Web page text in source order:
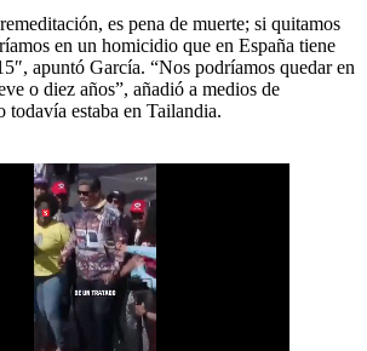
es pena de muerte; si quitamos
en un homicidio que en España tiene
apuntó García. “Nos podríamos quedar en
o diez años”, añadió a medios de
todavía estaba en Tailandia.